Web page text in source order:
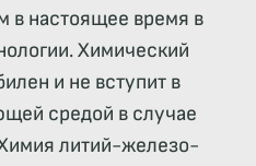
в настоящее время в
Химический
и не вступит в
средой в случае
литий-железо-